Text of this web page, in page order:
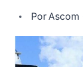
PorAscom